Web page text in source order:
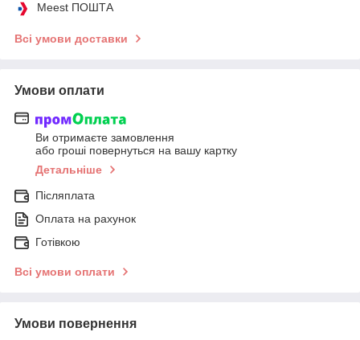
Meest ПОШТА
Всі умови доставки
Умови оплати
Ви отримаєте замовлення
або гроші повернуться на вашу картку
Детальніше
Післяплата
Оплата на рахунок
Готівкою
Всі умови оплати
Умови повернення